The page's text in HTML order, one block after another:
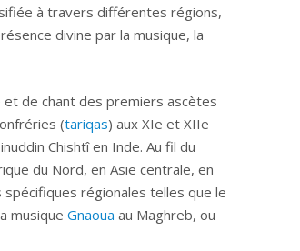
à travers différentes régions,
divine par la musique, la
de chant des premiers ascètes
(tariqas) aux XIe et XIIe
Chishtî en Inde. Au fil du
du Nord, en Asie centrale, en
régionales telles que le
musique Gnaoua au Maghreb, ou